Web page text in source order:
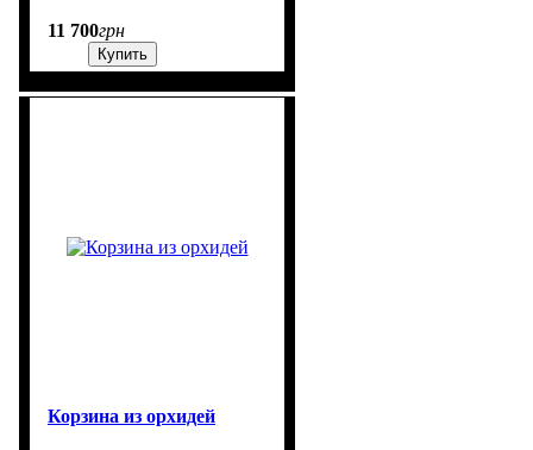
11 700грн
Купить
Корзина из орхидей